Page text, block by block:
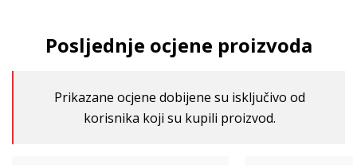
Posljednje ocjene proizvoda
Prikazane ocjene dobijene su isključivo od
korisnika koji su kupili proizvod.